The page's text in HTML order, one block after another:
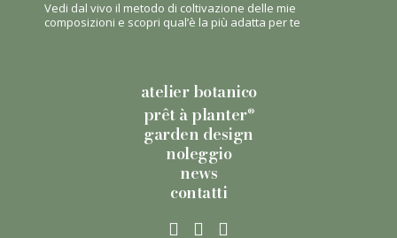
Vedi dal vivo il metodo di coltivazione delle mie
composizioni e scopri qual’è la più adatta per te
atelier botanico
prêt à planter®
garden design
noleggio
news
contatti